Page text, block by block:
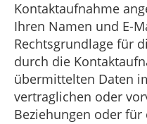
Kontaktaufnahme
Ihren Namen und E-
Rechtsgrundlage für
durch die
übermittelten Daten
vertraglichen oder
Beziehungen oder